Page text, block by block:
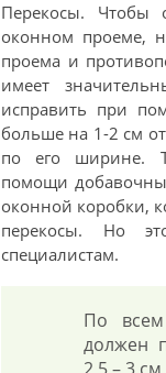
Перекосы. Чтобы
оконном проеме,
проема и
имеет
исправить при
больше на 1-2 см
по его ширине.
помощи
оконной коробки,
перекосы. Но
специалистам.
По всем
должен